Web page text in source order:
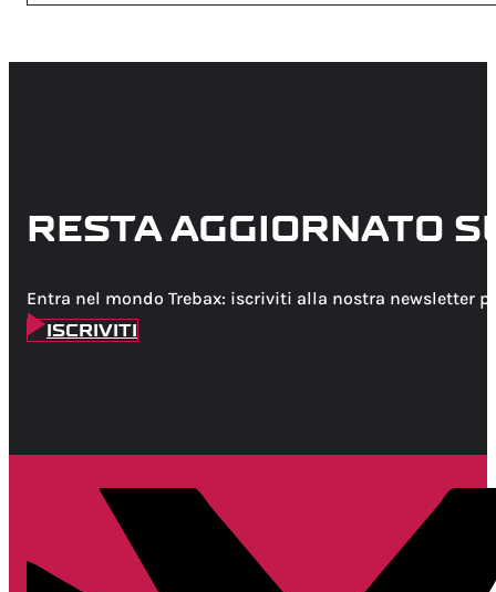
RESTA AGGIORNATO
Entra nel mondo Trebax: iscriviti alla nostra newsletter
ISCRIVITI